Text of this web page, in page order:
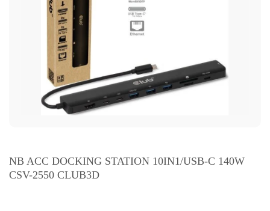
NB ACC DOCKING STATION 10IN1/USB-C 140W
CSV-2550 CLUB3D